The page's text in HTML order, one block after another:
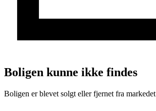
Boligen kunne ikke findes
Boligen er blevet solgt eller fjernet fra markedet